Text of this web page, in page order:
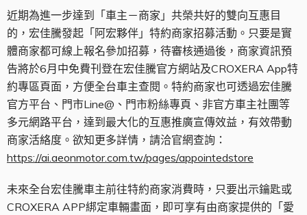
近期為進一步達到「車主－商家」共榮共好的雙向互惠目
的，宏佳騰發起「阿宏夥伴」特約商家招募活動。只要是實
體商家都可線上報名參加招募，待審核通過後，商家資訊預
告將於6月中免費刊登在宏佳騰官方網站及CROXERA App特
約專區頁面，方便全台車主查閱。特約商家也可透過宏佳騰
官方平台、門市Line@、門市粉絲專頁、非官方車主社團等
多元網路平台，達到最大化的互惠推廣宣傳效益，有效帶動
商家活絡度。欲知更多詳情，請洽官網查詢：
https://ai.aeonmotor.com.tw/pages/appointedstore
未來全台宏佳騰車主前往特約商家消費時，只要出示鑰匙或
CROXERA APP綁定車輛畫面，即可享有由商家提供的「愛